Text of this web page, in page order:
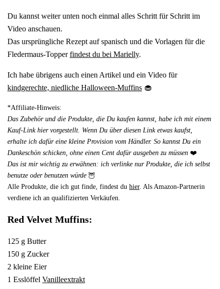
Du kannst weiter unten noch einmal alles Schritt für Schritt im
Video anschauen.
Das ursprüngliche Rezept auf spanisch und die Vorlagen für die
Fledermaus-Topperfindest du bei Marielly.
Ich habe übrigens auch einen Artikel und ein Video für
kindgerechte, niedliche Halloween-Muffins 🧁
*Affiliate-Hinweis:
Das Zubehör und die Produkte, die Du kaufen kannst, habe ich mit einem
Kauf-Link hier vorgestellt. Wenn Du über diesen Link etwas kaufst,
erhalte ich dafür eine kleine Provision vom Händler. So kannst Du ein
Dankeschön schicken, ohne einen Cent dafür ausgeben zu müssen ❤️
Das ist mir wichtig zu erwähnen: ich verlinke nur Produkte, die ich selbst
benutze oder benutzen würde 🦉
Alle Produkte, die ich gut finde, findest du hier. Als Amazon-Partnerin
verdiene ich an qualifizierten Verkäufen.
Red Velvet Muffins:
125 g Butter
150 g Zucker
2 kleine Eier
1 Esslöffel Vanilleextrakt